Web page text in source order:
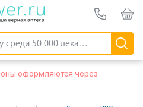
оформляются через